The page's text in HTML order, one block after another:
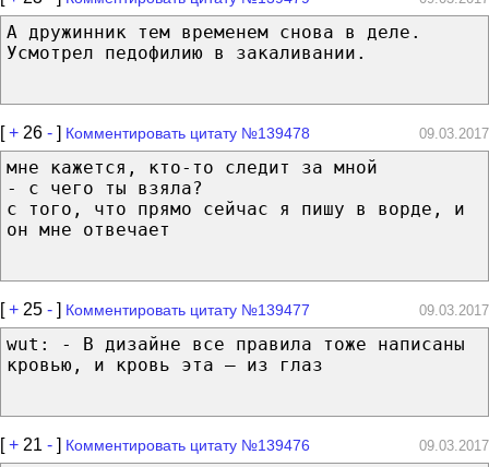
А дружинник тем временем снова в деле.
Усмотрел педофилию в закаливании.
[+ 26 - ] Комментировать цитату №139478 09.03.2017
мне кажется, кто-то следит за мной
- с чего ты взяла?
с того, что прямо сейчас я пишу в ворде, и
он мне отвечает
[+ 25 - ] Комментировать цитату №139477 09.03.2017
wut: - В дизайне все правила тоже написаны
кровью, и кровь эта — из глаз
[+ 21 - ] Комментировать цитату №139476 09.03.2017